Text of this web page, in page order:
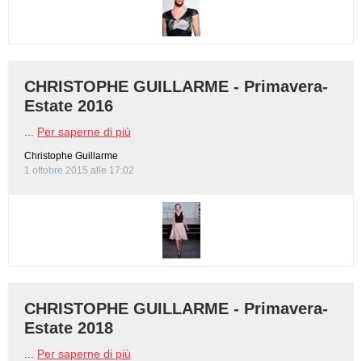
CHRISTOPHE GUILLARME - Primavera-
Estate 2016
Per saperne di più
Christophe Guillarme
1 ottobre 2015 alle 17:02
CHRISTOPHE GUILLARME - Primavera-
Estate 2018
Per saperne di più